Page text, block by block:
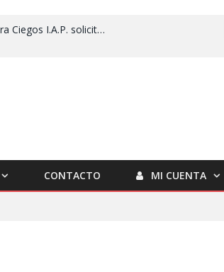
Escuela para Entrenamiento de Perros Guía para Ciegos I.A.P. solicita apoyo para no cerrar
CONTACTO MI CUENTA